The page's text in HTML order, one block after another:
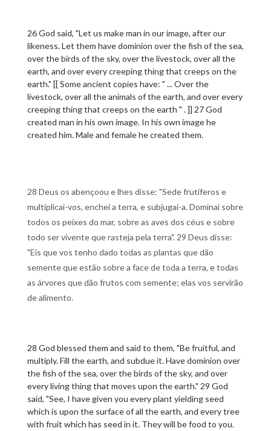
26 God said, "Let us make man in our image, after our
likeness. Let them have dominion over the fish of the sea,
over the birds of the sky, over the livestock, over all the
earth, and over every creeping thing that creeps on the
earth." [[ Some ancient copies have: " ... Over the
livestock, over all the animals of the earth, and over every
creeping thing that creeps on the earth " . ]] 27 God
created man in his own image. In his own image he
created him. Male and female he created them.
28 Deus os abençoou e lhes disse: "Sede frutíferos e
multiplicai-vos, enchei a terra, e subjugai-a. Dominai sobre
todos os peixes do mar, sobre as aves dos céus e sobre
todo ser vivente que rasteja pela terra". 29 Deus disse:
"Eis que vos tenho dado todas as plantas que dão
semente que estão sobre a face de toda a terra, e todas
as árvores que dão frutos com semente; elas vos servirão
de alimento.
28 God blessed them and said to them, "Be fruitful, and
multiply. Fill the earth, and subdue it. Have dominion over
the fish of the sea, over the birds of the sky, and over
every living thing that moves upon the earth." 29 God
said, "See, I have given you every plant yielding seed
which is upon the surface of all the earth, and every tree
with fruit which has seed in it. They will be food to you.